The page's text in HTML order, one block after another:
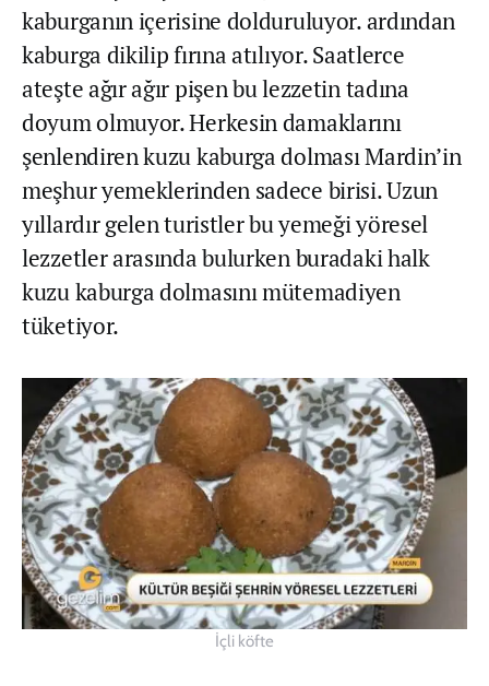
kaburganın içerisine dolduruluyor. ardından
kaburga dikilip fırına atılıyor. Saatlerce
ateşte ağır ağır pişen bu lezzetin tadına
doyum olmuyor. Herkesin damaklarını
şenlendiren kuzu kaburga dolması Mardin’in
meşhur yemeklerinden sadece birisi. Uzun
yıllardır gelen turistler bu yemeği yöresel
lezzetler arasında bulurken buradaki halk
kuzu kaburga dolmasını mütemadiyen
tüketiyor.
İçli köfte